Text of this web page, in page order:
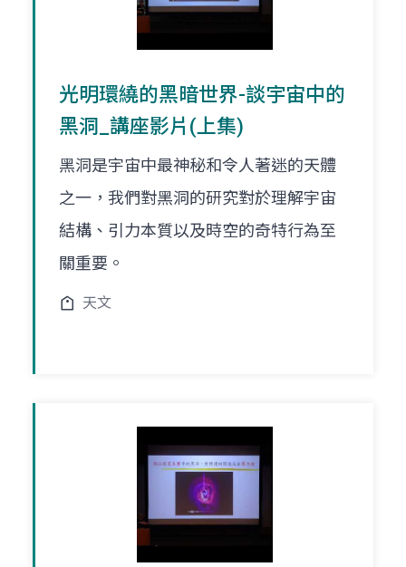
光明環繞的黑暗世界-談宇宙中的
黑洞_講座影片(上集)
黑洞是宇宙中最神秘和令人著迷的天體
之一，我們對黑洞的研究對於理解宇宙
結構、引力本質以及時空的奇特行為至
關重要。
天文